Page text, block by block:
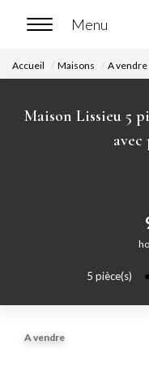
Accueil Maisons A vendre
Maison Lissieu 5
avec
5 pièce(s) •
A vendre